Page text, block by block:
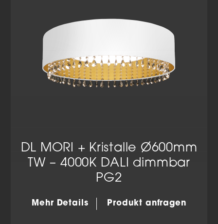
DL MORI + Kristalle Ø600mm
TW – 4000K DALI dimmbar
PG2
Mehr Details Produkt anfragen